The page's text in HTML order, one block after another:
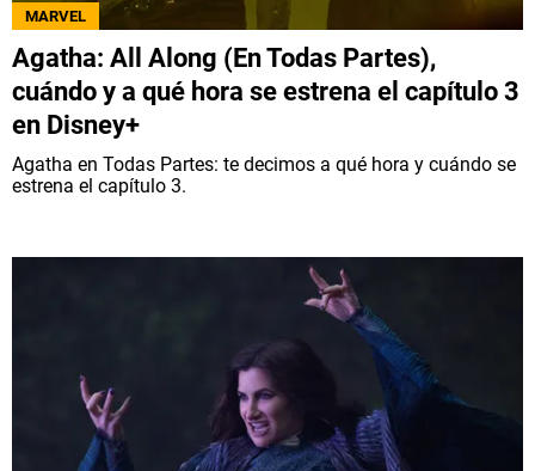
MARVEL
Agatha: All Along (En Todas Partes),
cuándo y a qué hora se estrena el capítulo 3
en Disney+
Agatha en Todas Partes: te decimos a qué hora y cuándo se
estrena el capítulo 3.